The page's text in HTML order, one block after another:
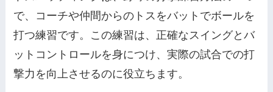
で、コーチや仲間からのトスをバットでボールを
打つ練習です。この練習は、正確なスイングとバ
ットコントロールを身につけ、実際の試合での打
撃力を向上させるのに役立ちます。